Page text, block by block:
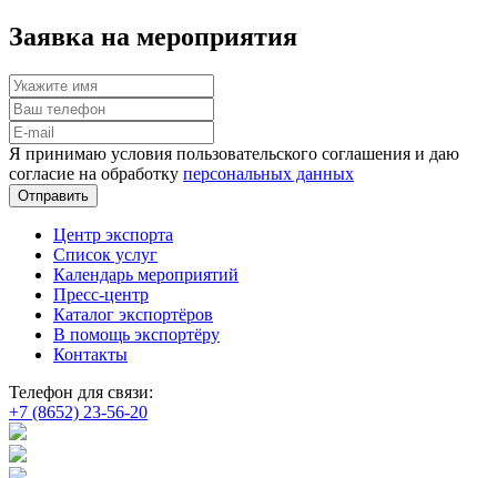
Заявка на мероприятия
Я принимаю условия пользовательского соглашения и даю
согласие на обработку персональных данных
Отправить
Центр экспорта
Список услуг
Календарь мероприятий
Пресс-центр
Каталог экспортёров
В помощь экспортёру
Контакты
Телефон для связи:
+7 (8652) 23-56-20